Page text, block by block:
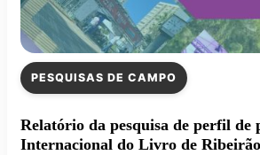
PESQUISAS DE CAMPO
Relatório da pesquisa de perfil de
Internacional do Livro de